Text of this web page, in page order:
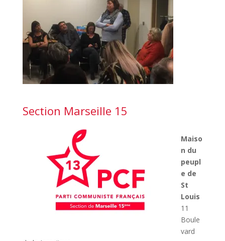
Section Marseille 15
Maiso
n du
peupl
e de
St
Louis
11
Boule
vard